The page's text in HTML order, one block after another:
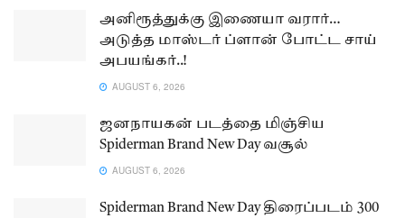
அனிரூத்துக்கு இணையா வரார்…
அடுத்த மாஸ்டர் ப்ளான் போட்ட சாய்
அபயங்கர்..!
AUGUST 6, 2026
ஜனநாயகன் படத்தை மிஞ்சிய
Spiderman Brand New Day வசூல்
AUGUST 6, 2026
Spiderman Brand New Day திரைப்படம் 300